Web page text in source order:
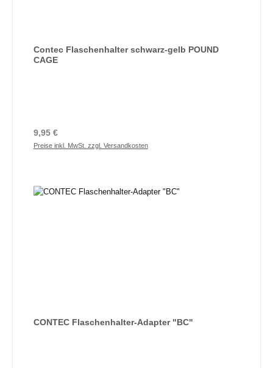
Contec Flaschenhalter schwarz-gelb POUND
CAGE
Regulärer Preis:
9,95 €
Preise inkl. MwSt. zzgl. Versandkosten
CONTEC Flaschenhalter-Adapter "BC"